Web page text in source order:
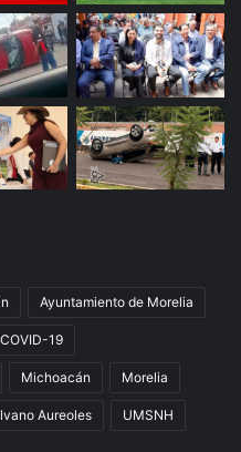
Ayuntamiento de Morelia
COVID-19
Michoacán Morelia
Aureoles UMSNH